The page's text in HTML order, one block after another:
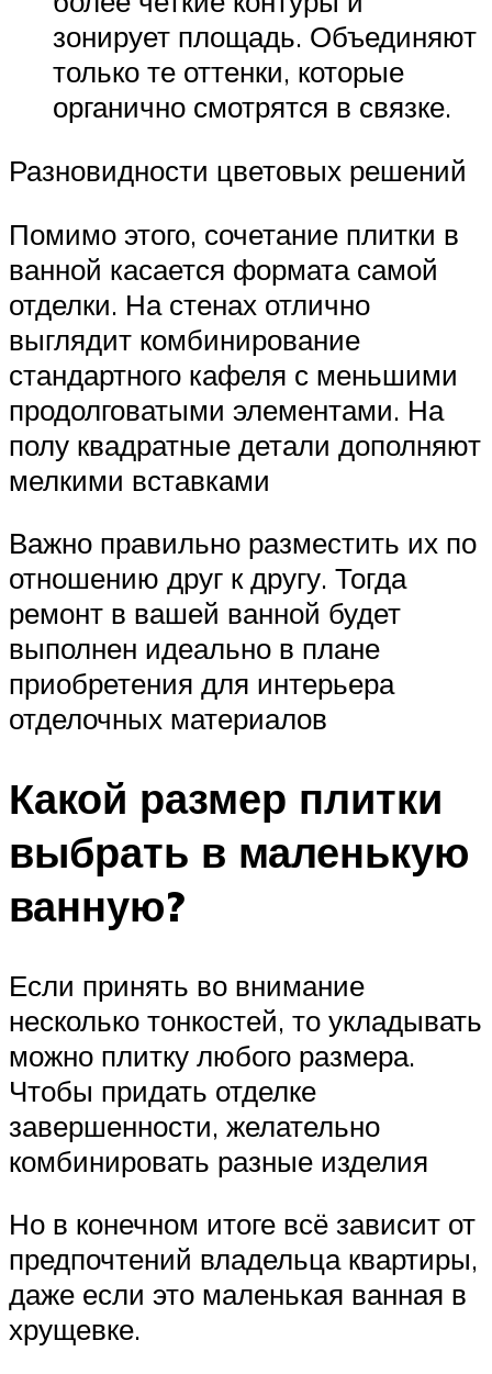
зонирует площадь. Объединяют
только те оттенки, которые
органично смотрятся в связке.
Разновидности цветовых решений
Помимо этого, сочетание плитки в
ванной касается формата самой
отделки. На стенах отлично
выглядит комбинирование
стандартного кафеля с меньшими
продолговатыми элементами. На
полу квадратные детали дополняют
мелкими вставками
Важно правильно разместить их по
отношению друг к другу. Тогда
ремонт в вашей ванной будет
выполнен идеально в плане
приобретения для интерьера
отделочных материалов
Какой размер плитки
выбрать в маленькую
ванную?
Если принять во внимание
несколько тонкостей, то укладывать
можно плитку любого размера.
Чтобы придать отделке
завершенности, желательно
комбинировать разные изделия
Но в конечном итоге всё зависит от
предпочтений владельца квартиры,
даже если это маленькая ванная в
хрущевке.